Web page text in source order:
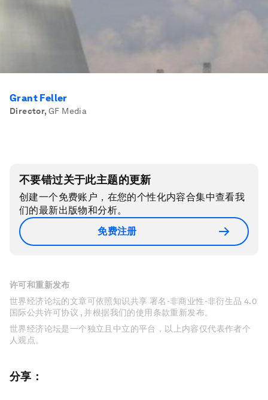
Grant Feller
Director, GF Media
不要错过关于此主题的更新
创建一个免费账户，在您的个性化内容合集中查看我
们的最新出版物和分析。
免费注册
许可和重新发布
世界经济论坛的文章可依照知识共享 署名-非商业性-非衍生品 4.0
国际公共许可协议 , 并根据我们的使用条款重新发布。
世界经济论坛是一个独立且中立的平台，以上内容仅代表作者个
人观点。
分享：